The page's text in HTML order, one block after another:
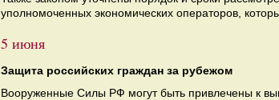
уполномоченных экономических операторов,
5 июня
Защита российских граждан за рубежом
Вооруженные Силы РФ могут быть привлечены к